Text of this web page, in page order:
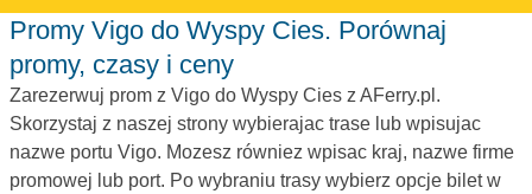
Promy Vigo do Wyspy Cies. Porównaj
promy, czasy i ceny
Zarezerwuj prom z Vigo do Wyspy Cies z AFerry.pl.
Skorzystaj z naszej strony wybierajac trase lub wpisujac
nazwe portu Vigo. Mozesz równiez wpisac kraj, nazwe firme
promowej lub port. Po wybraniu trasy wybierz opcje bilet w